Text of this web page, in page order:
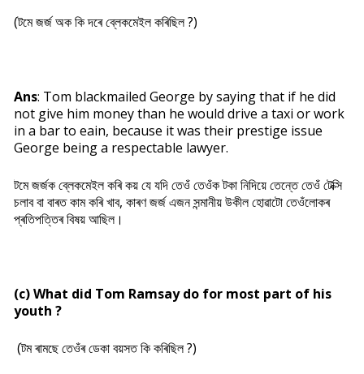
(টমে জৰ্জ অক কি দৰে ব্লেকমেইল কৰিছিল ?)
Ans: Tom blackmailed George by saying that if he did
not give him money than he would drive a taxi or work
in a bar to eain, because it was their prestige issue
George being a respectable lawyer.
টমে জৰ্জক ব্লেকমেইল কৰি কয় যে যদি তেওঁ তেওঁক টকা নিদিয়ে তেন্তে তেওঁ টেক্সি
চলাব বা বাৰত কাম কৰি খাব, কাৰণ জৰ্জ এজন সন্মানীয় উকীল হোৱাটো তেওঁলোকৰ
প্ৰতিপত্তিৰ বিষয় আছিল।
(c) What did Tom Ramsay do for most part of his
youth ?
(টম ৰামছে তেওঁৰ ডেকা বয়সত কি কৰিছিল ?)